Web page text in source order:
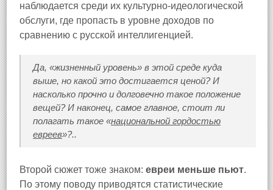
наблюдается среди их культурно‑идеологической
обслуги, где пропасть в уровне доходов по
сравнению с русской интеллигенцией.
Да, «жизненный уровень» в этой среде куда
выше, но какой это достигается ценой? И
насколько прочно и долговечно такое положение
вещей? И наконец, самое главное, стоит ли
полагать такое «национальной гордостью
евреев»?..
Второй сюжет тоже знаком: евреи меньше пьют.
По этому поводу приводятся статистические